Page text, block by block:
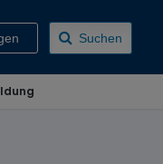
Suchen